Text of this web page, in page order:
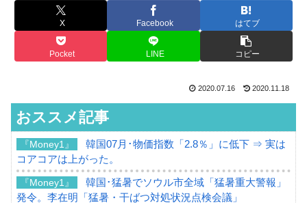
X Facebook はてブ
Pocket LINE コピー
2020.07.16 2020.11.18
おススメ記事
『Money1』
韓国07月･物価指数「2.8％」に低下 ⇒ 実は
コアコアは上がった。
『Money1』
韓国･猛暑でソウル市全域「猛暑重大警報」
発令。李在明「猛暑・干ばつ対処状況点検会議」